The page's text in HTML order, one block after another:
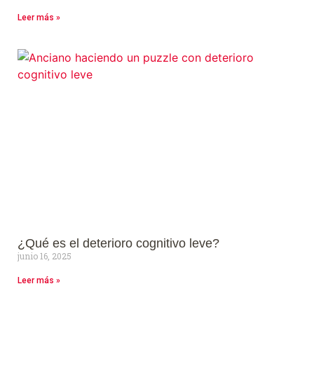
Leer más »
¿Qué es el deterioro cognitivo leve?
junio 16, 2025
Leer más »